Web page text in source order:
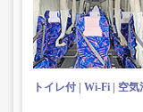
トイレ付 Wi-Fi 空気